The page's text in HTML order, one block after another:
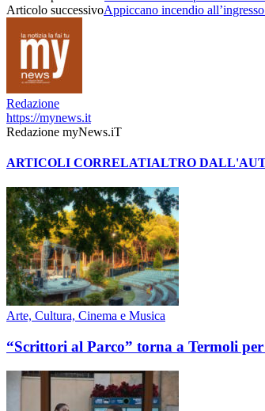
Articolo successivoAppiccano incendio
Redazione
https://mynews.it
Redazione myNews.iT
ARTICOLI CORRELATIALTRO
Arte, Cultura, Cinema e Musica
“Scrittori al Parco” torna a Termoli